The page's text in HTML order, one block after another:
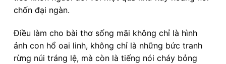
chốn đại ngàn.
Điều làm cho bài thơ sống mãi không chỉ là hình
ảnh con hổ oai linh, không chỉ là những bức tranh
rừng núi tráng lệ, mà còn là tiếng nói cháy bỏng